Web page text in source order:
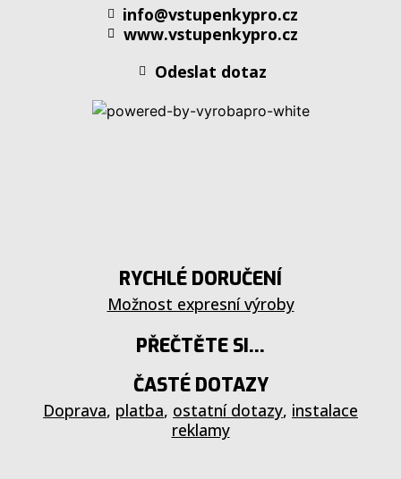
info@vstupenkypro.cz
www.vstupenkypro.cz
Odeslat dotaz
RYCHLÉ DORUČENÍ
Možnost expresní výroby
PŘEČTĚTE SI...
ČASTÉ DOTAZY
Doprava, platba, ostatní dotazy, instalace
reklamy